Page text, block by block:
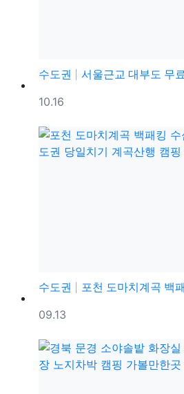
수도권
서울근교 대부도 무료노지
등록일
10.16
수도권
포천 도마치계곡 백패킹
등록일
09.13